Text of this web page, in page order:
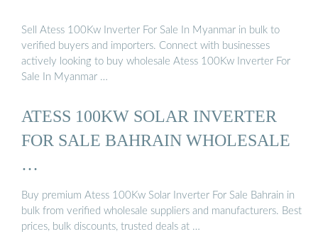
Sell Atess 100Kw Inverter For Sale In Myanmar in bulk to
verified buyers and importers. Connect with businesses
actively looking to buy wholesale Atess 100Kw Inverter For
Sale In Myanmar …
ATESS 100KW SOLAR INVERTER
FOR SALE BAHRAIN WHOLESALE
…
Buy premium Atess 100Kw Solar Inverter For Sale Bahrain in
bulk from verified wholesale suppliers and manufacturers. Best
prices, bulk discounts, trusted deals at …